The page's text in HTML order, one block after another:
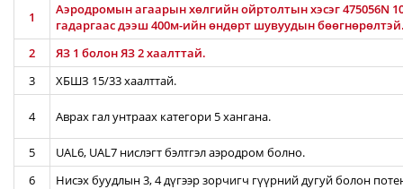
1
Аэродромын агаарын хөлгийн ойртолтын хэсэг 475056N
гадаргаас дээш 400м-ийн өндөрт шувуудын
2
ЯЗ 1 болон ЯЗ 2 хаалттай.
3
ХБШЗ 15/33 хаалттай.
4 Аврах гал унтраах категори 5 хангана.
5
UAL6, UAL7 нислэгт бэлтгэл аэродром болно.
6
Нисэх буудлын 3, 4 дүгээр зорчигч гүүрний дугуй болон